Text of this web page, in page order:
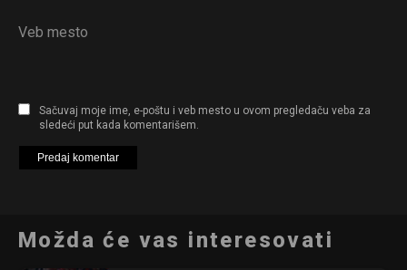
Veb mesto
Sačuvaj moje ime, e-poštu i veb mesto u ovom pregledaču veba za
sledeći put kada komentarišem.
Možda će vas interesovati